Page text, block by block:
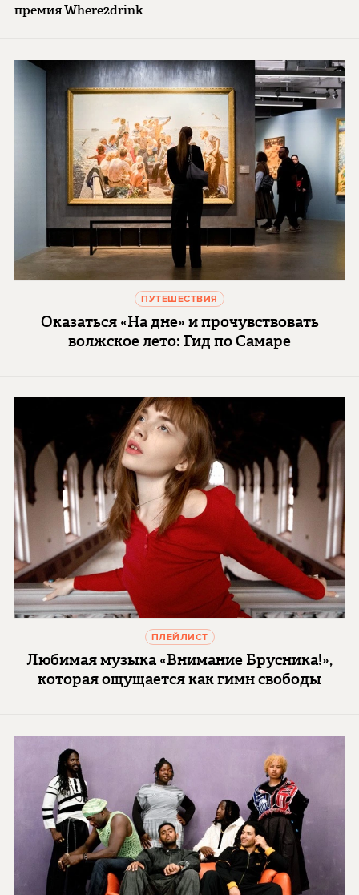
премия Where2drink
ПУТЕШЕСТВИЯ
Оказаться «На дне» и прочувствовать
волжское лето: Гид по Самаре
ПЛЕЙЛИСТ
Любимая музыка «Внимание Брусника!»,
которая ощущается как гимн свободы